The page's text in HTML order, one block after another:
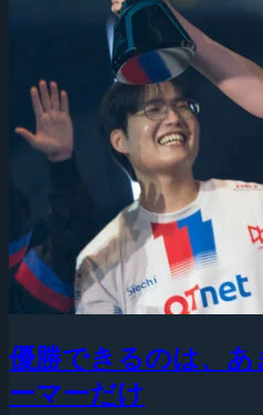
優勝できるのは、
ーマーだけ